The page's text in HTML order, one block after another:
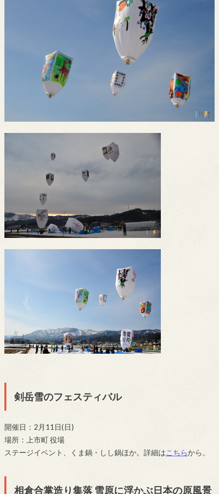
剣岳雪のフェスティバル
開催日：2月11日(日)
場所：上市町 役場
ステージイベント、くま鍋・しし鍋ほか。詳細はこちらから。
相倉合掌造り集落 雪原に浮かぶ日本の原風景